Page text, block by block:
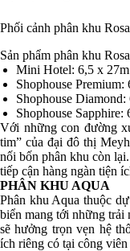
Phối cảnh phân khu
Sản phẩm phân khu
Mini Hotel: 6,5 x 27m
Shophouse Premium:
Shophouse
Shophouse Sapphire:
Với những con đường
tim” của đại đô thị
nối bốn phân khu còn
tiếp cận hàng ngàn tiện
PHÂN KHU AQUA
Phân khu Aqua thuộc
biển mang tới những trải
sẽ hưởng trọn vẹn hệ
ích riêng có tại công